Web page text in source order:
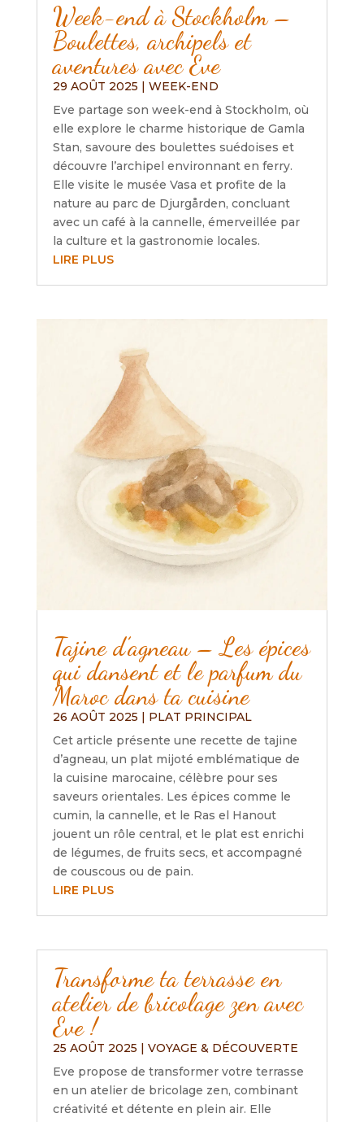
Week-end à Stockholm –
Boulettes, archipels et
aventures avec Eve
29 AOÛT 2025 | WEEK-END
Eve partage son week-end à Stockholm, où
elle explore le charme historique de Gamla
Stan, savoure des boulettes suédoises et
découvre l’archipel environnant en ferry.
Elle visite le musée Vasa et profite de la
nature au parc de Djurgården, concluant
avec un café à la cannelle, émerveillée par
la culture et la gastronomie locales.
LIRE PLUS
Tajine d’agneau – Les épices
qui dansent et le parfum du
Maroc dans ta cuisine
26 AOÛT 2025 | PLAT PRINCIPAL
Cet article présente une recette de tajine
d’agneau, un plat mijoté emblématique de
la cuisine marocaine, célèbre pour ses
saveurs orientales. Les épices comme le
cumin, la cannelle, et le Ras el Hanout
jouent un rôle central, et le plat est enrichi
de légumes, de fruits secs, et accompagné
de couscous ou de pain.
LIRE PLUS
Transforme ta terrasse en
atelier de bricolage zen avec
Eve !
25 AOÛT 2025
VOYAGE & DÉCOUVERTE
Eve propose de transformer votre terrasse
en un atelier de bricolage zen, combinant
créativité et détente en plein air. Elle